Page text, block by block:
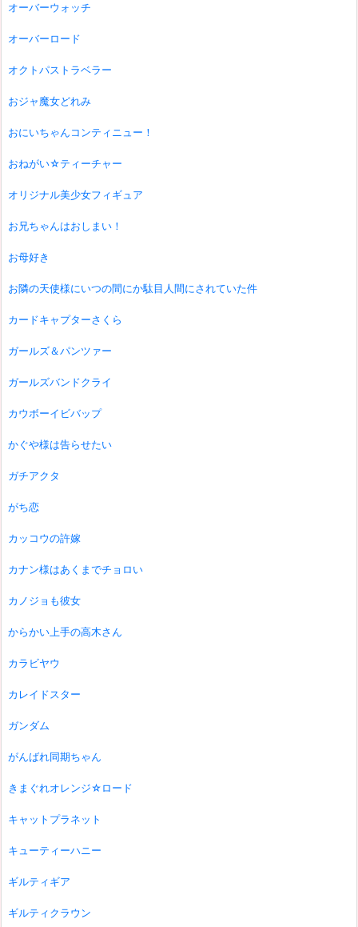
オーバーウォッチ
オーバーロード
オクトパストラベラー
おジャ魔女どれみ
おにいちゃんコンティニュー！
おねがい☆ティーチャー
オリジナル美少女フィギュア
お兄ちゃんはおしまい！
お母好き
お隣の天使様にいつの間にか駄目人間にされていた件
カードキャプターさくら
ガールズ＆パンツァー
ガールズバンドクライ
カウボーイビバップ
かぐや様は告らせたい
ガチアクタ
がち恋
カッコウの許嫁
カナン様はあくまでチョロい
カノジョも彼女
からかい上手の高木さん
カラビヤウ
カレイドスター
ガンダム
がんばれ同期ちゃん
きまぐれオレンジ☆ロード
キャットプラネット
キューティーハニー
ギルティギア
ギルティクラウン